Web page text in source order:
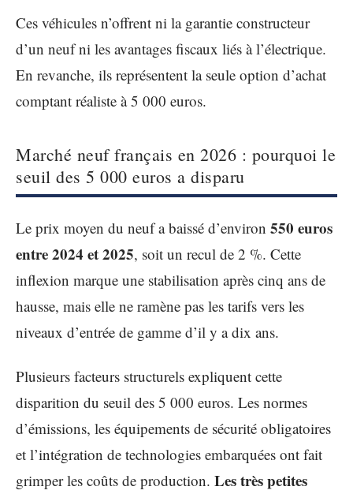
Ces véhicules n’offrent ni la garantie constructeur
d’un neuf ni les avantages fiscaux liés à l’électrique.
En revanche, ils représentent la seule option d’achat
comptant réaliste à 5 000 euros.
Marché neuf français en 2026 : pourquoi le
seuil des 5 000 euros a disparu
Le prix moyen du neuf a baissé d’environ 550 euros
entre 2024 et 2025, soit un recul de 2 %. Cette
inflexion marque une stabilisation après cinq ans de
hausse, mais elle ne ramène pas les tarifs vers les
niveaux d’entrée de gamme d’il y a dix ans.
Plusieurs facteurs structurels expliquent cette
disparition du seuil des 5 000 euros. Les normes
d’émissions, les équipements de sécurité obligatoires
et l’intégration de technologies embarquées ont fait
grimper les coûts de production. Les très petites